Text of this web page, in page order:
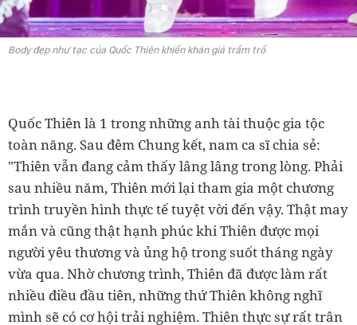
Body đẹp như tạc của Quốc Thiên khiến khán giả trầm trồ
Quốc Thiên là 1 trong những anh tài thuộc gia tộc
toàn năng. Sau đêm Chung kết, nam ca sĩ chia sẻ:
"Thiên vẫn đang cảm thấy lâng lâng trong lòng. Phải
sau nhiều năm, Thiên mới lại tham gia một chương
trình truyền hình thực tế tuyệt vời đến vậy. Thật may
mắn và cũng thật hạnh phúc khi Thiên được mọi
người yêu thương và ủng hộ trong suốt tháng ngày
vừa qua. Nhờ chương trình, Thiên đã được làm rất
nhiều điều đầu tiên, những thứ Thiên không nghĩ
mình sẽ có cơ hội trải nghiệm. Thiên thực sự rất trân